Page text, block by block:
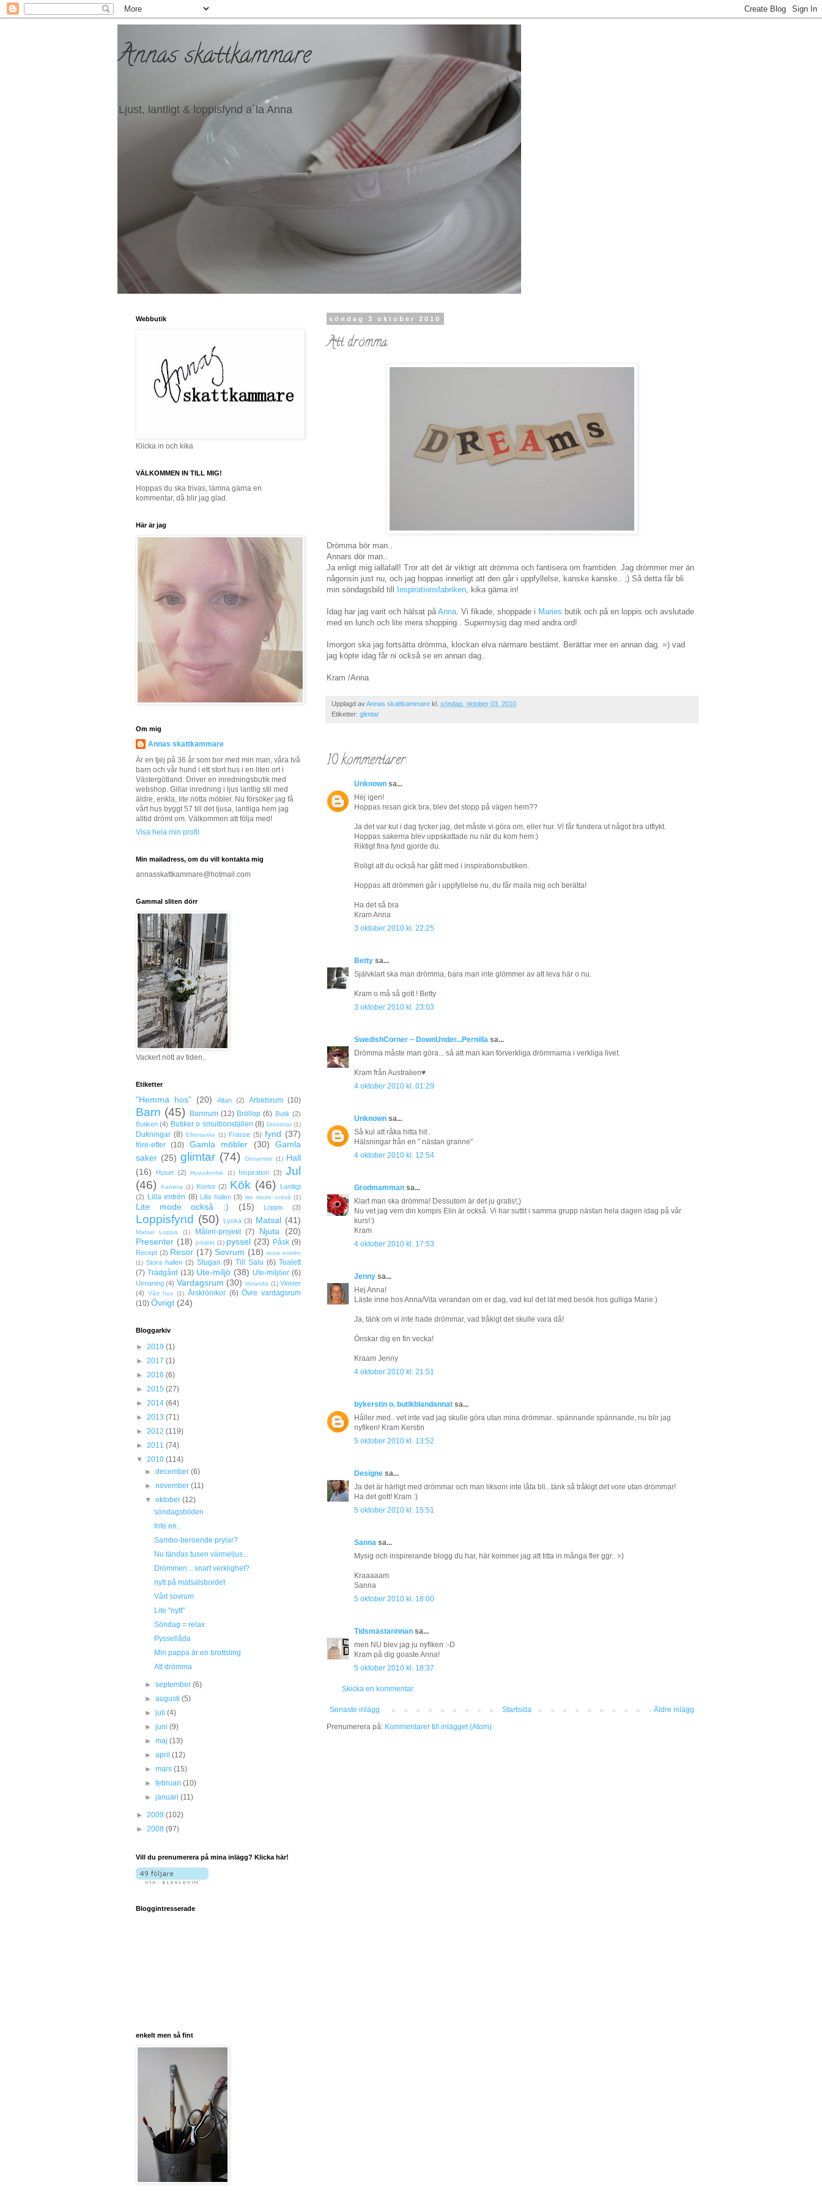
Annas skattkammare
Ljust, lantligt & loppisfynd a´la Anna
söndag 3 oktober 2010
Att drömma
Drömma bör man..
Annars dör man..
Ja enligt mig iallafall! Tror att det är viktigt att drömma och fantisera om framtiden. Jag drömmer mer än
någonsin just nu, och jag hoppas innerligt att den går i uppfyllelse, kanske kanske.. ;) Så detta får bli
min söndagsbild till Inspirationsfabriken , kika gärna in!
Idag har jag varit och hälsat på Anna . Vi fikade, shoppade i Maries butik och på en loppis och avslutade
med en lunch och lite mera shopping.. Supermysig dag med andra ord!
Imorgon ska jag fortsätta drömma, klockan elva närmare bestämt. Berättar mer en annan dag. =) vad
jag köpte idag får ni också se en annan dag..
Kram /Anna
Upplagd avAnnas skattkammare kl. söndag, oktober 03, 2010
Etiketter: glimtar
10 kommentarer:
Unknown sa...
Hej igen!
Hoppas resan gick bra, blev det stopp på vägen hem??
Ja det var kul i dag tycker jag, det måste vi göra om, eller hur. Vi får fundera ut något bra utflykt.
Hoppas sakerna blev uppskattade nu när du kom hem:)
Riktigt fina fynd gjorde du.
Roligt att du också har gått med i inspirationsbutiken.
Hoppas att drömmen går i uppfyllelse nu, du får maila mig och berätta!
Ha det så bra
Kram Anna
3 oktober 2010 kl. 22:25
Betty sa...
Självklart ska man drömma, bara man inte glömmer av att leva här o nu.
Kram o må så gott ! Betty
3 oktober 2010 kl. 23:03
SwedishCorner ~ DownUnder...Pernilla sa...
Drömma måste man göra... så att man kan förverkliga drömmarna i verkliga livet.
Kram från Australien♥
4 oktober 2010 kl. 01:29
Unknown sa...
Så kul att råka hitta hit..
Hälsningar från en " nästan granne"
4 oktober 2010 kl. 12:54
Grodmamman sa...
Klart man ska drömma! Dessutom är det ju gratis!;)
Nu vet jag vem din kompis Elin är också. Vi har suttit i samma grupp nästan hela dagen idag på vår
kurs!:)
Kram
4 oktober 2010 kl. 17:53
Jenny sa...
Hej Anna!
Läste inne hos Anna/Vita verandan om er dag, vad kul det lät med besök hos gulliga Marie:)
Ja, tänk om vi inte hade drömmar, vad tråkigt det skulle vara då!
Önskar dig en fin vecka!
Kraam Jenny
4 oktober 2010 kl. 21:51
bykerstin o. butikblandannat sa...
Håller med.. vet inte vad jag skulle göra utan mina drömmar.. spännande spännande, nu blir jag
nyfiken! Kram Kerstin
5 oktober 2010 kl. 13:52
Designe sa...
Ja det är härligt med drömmar och man liksom inte låta bli...tänk så tråkigt det vore utan drömmar!
Ha det gott! Kram :)
5 oktober 2010 kl. 15:51
Sanna sa...
Mysig och inspirerande blogg du har, här kommer jag att titta in många fler ggr.. =)
Kraaaaam
Sanna
5 oktober 2010 kl. 18:00
Tidsmästarinnan sa...
men NU blev jag ju nyfiken :-D
Kram på dig goaste Anna!
5 oktober 2010 kl. 18:37
Skicka en kommentar
Senaste inlägg Äldre inlägg
Startsida
Prenumerera på: Kommentarer till inlägget (Atom)
Webbutik
Klicka in och kika
VÄLKOMMEN IN TILL MIG!
Hoppas du ska trivas, lämna gärna en
kommentar, då blir jag glad.
Här är jag
Om mig
Annas skattkammare
Är en tjej på 36 år som bor med min man, våra två
barn och vår hund i ett stort hus i en liten ort i
Västergötland. Driver en inredningsbutik med
webshop. Gillar inredning i ljus lantlig stil med
äldre, enkla, lite nötta möbler. Nu försöker jag få
vårt hus byggt 57 till det ljusa, lantliga hem jag
alltid drömt om. Välkommen att följa med!
Visa hela min profil
Min mailadress, om du vill kontakta mig
annasskattkammare@hotmail.com
Gammal sliten dörr
Vackert nött av tiden..
Etiketter
"Hemma hos" (20) Altan (2) Arbetsrum (10)
Barn (45) Barnrum (12) Bröllop (6) Butik (2)
Butiken (4) Butiker o smultronställen (8) Drömmar (1)
Dukningar (8) Eftertanke (1) Frasse (5) fynd (37)
före-efter (10) Gamla möbler (30)
Gamla
saker (25) glimtar (74) Groventre (1) Hall
(16)
Huset (2) Huvudentré (1) Inspiration (3) Jul
(46)
Kamera (1) Kontor (2) Kök (46)
Lantligt
(2)
Lilla entrén (8) Lilla hallen (3) lite mode också (1)
Lite mode också ;) (15) Loppis (3)
Loppisfynd (50) Lycka (3) Matsal (41)
Matsal Loppis (1) Måleri-projekt (7) Njuta
(20)
Presenter (18) projekt (1) pyssel (23) Påsk (9)
Recept (2) Resor (17) Sovrum (18) stora entrén
(1) Stora hallen (2) Stugan (9) Till Salu (6) Toalett
(7) Trädgård (13) Ute-miljö (38) Ute-miljöer (6)
Utmaning (4) Vardagsrum (30) Veranda (1) Vinster
(4)
Vårt hus (1) Årskrönikor (6) Övre vardagsrum
(10) Övrigt (24)
Bloggarkiv
► 2019 (1)
► 2017 (1)
► 2016 (6)
► 2015 (27)
► 2014 (64)
► 2013 (71)
► 2012 (119)
► 2011 (74)
▼ 2010 (114)
►december(6)
►november(11)
▼oktober(12)
söndagsbilden
Inte en..
Sambo-beroende prylar?
Nu tändas tusen värmeljus...
Drömmen... snart verklighet?
nytt på matsalsbordet
Vårt sovrum
Lite "nytt"
Söndag = relax
Pyssellåda
Min pappa är en brottsling
Att drömma
►september(6)
►augusti(5)
►juli(4)
►juni(9)
►maj(13)
►april(12)
►mars(15)
►februari(10)
►januari(11)
► 2009 (102)
► 2008 (97)
Vill du prenumerera på mina inlägg? Klicka här!
Bloggintresserade
enkelt men så fint